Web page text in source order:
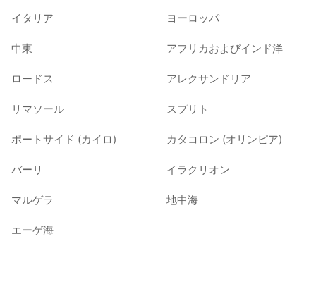
イタリア ヨーロッパ
中東 アフリカおよびインド洋
ロードス アレクサンドリア
リマソール スプリト
ポートサイド (カイロ) カタコロン (オリンピア)
バーリ イラクリオン
マルゲラ 地中海
エーゲ海